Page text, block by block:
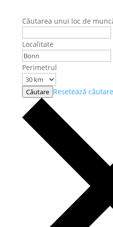
Căutarea unui loc de
Localitate
Perimetrul
Căutare Resetează